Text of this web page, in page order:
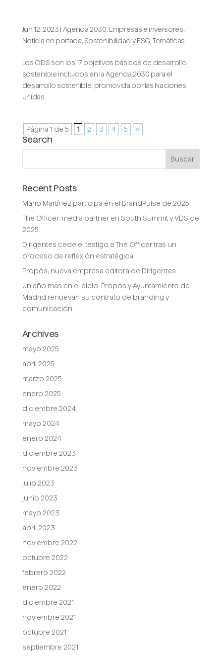
Jun 12, 2023 | Agenda 2030, Empresas e inversores,
Noticia en portada,Sostenibilidad y ESG,Temáticas
Los ODS son los 17 objetivos básicos de desarrollo
sostenible incluidos en la Agenda 2030 para el
desarrollo sostenible, promovida por las Naciones
Unidas.
Página 1 de 5 1 2 3 4 5 »
Search
Recent Posts
Mario Martínez participa en el BrandPulse de 2025
The Officer, media partner en South Summit y VDS de
2025
Dirigentes cede el testigo a The Officer tras un
proceso de reflexión estratégica
Propós, nueva empresa editora de Dirigentes
Un año más en el cielo: Propós y Ayuntamiento de
Madrid renuevan su contrato de branding y
comunicación
Archives
mayo 2025
abril 2025
marzo 2025
enero 2025
diciembre 2024
mayo 2024
enero 2024
diciembre 2023
noviembre 2023
julio 2023
junio 2023
mayo 2023
abril 2023
noviembre 2022
octubre 2022
febrero 2022
enero 2022
diciembre 2021
noviembre 2021
octubre 2021
septiembre 2021